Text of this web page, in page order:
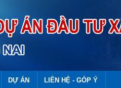
DỰ ÁN LIÊN HỆ - GÓP Ý